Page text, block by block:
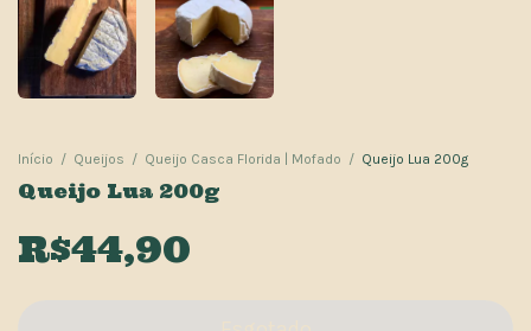
Início / Queijos / Queijo Casca Florida | Mofado / Queijo Lua 200g
Queijo Lua 200g
R$44,90